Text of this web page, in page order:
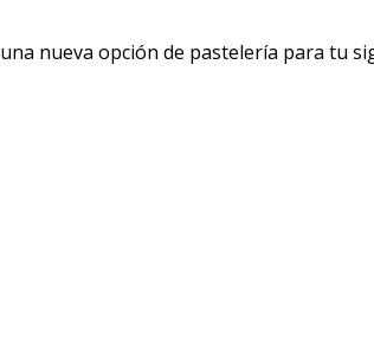
nueva opción de pastelería para tu